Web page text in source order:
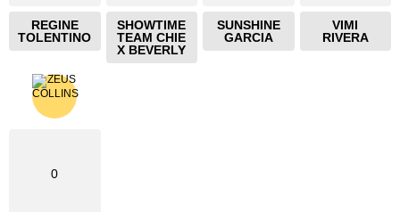
REGINE
TOLENTINO
SHOWTIME
TEAM CHIE
X BEVERLY
SUNSHINE
GARCIA
VIMI
RIVERA
0